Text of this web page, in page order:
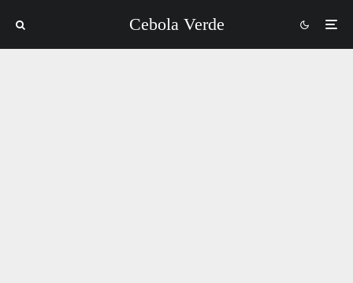
Cebola Verde